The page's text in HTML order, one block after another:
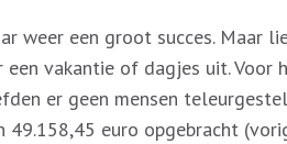
weer een groot succes. Maar
vakantie of dagjes uit.
er geen mensen
49.158,45 euro opgebracht